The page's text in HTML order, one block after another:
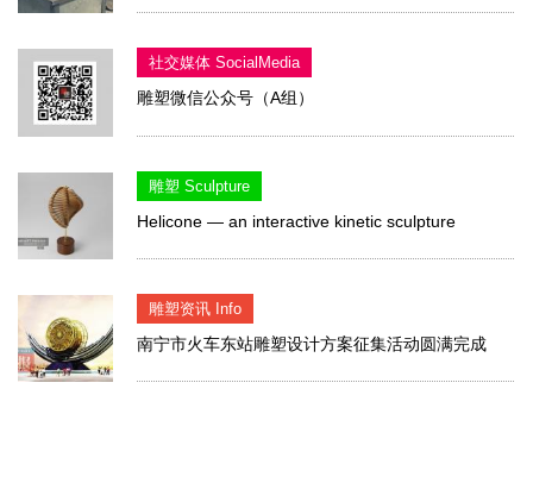
社交媒体 SocialMedia
雕塑微信公众号（A组）
雕塑 Sculpture
Helicone — an interactive kinetic sculpture
雕塑资讯 Info
南宁市火车东站雕塑设计方案征集活动圆满完成